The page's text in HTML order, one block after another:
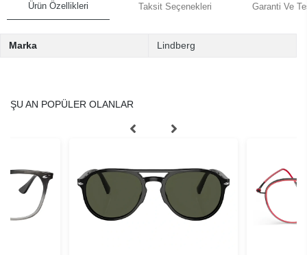
Ürün Özellikleri Taksit Seçenekleri Garanti Ve
Marka Lindberg
ŞU AN POPÜLER OLANLAR